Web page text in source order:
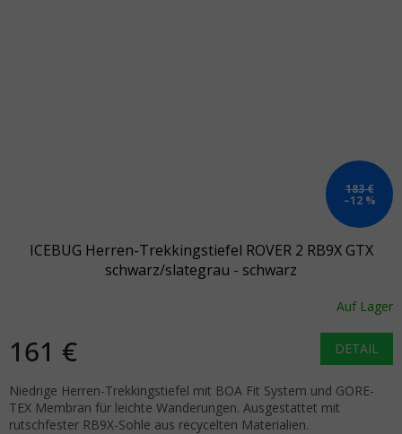
183 €
–12 %
ICEBUG Herren-Trekkingstiefel ROVER 2 RB9X GTX
schwarz/slategrau - schwarz
Auf Lager
161 € DETAIL
Niedrige Herren-Trekkingstiefel mit BOA Fit System und GORE-
TEX Membran für leichte Wanderungen. Ausgestattet mit
rutschfester RB9X-Sohle aus recycelten Materialien.